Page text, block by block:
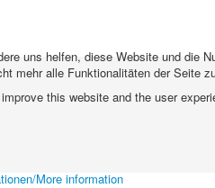
uns helfen, diese Website und die
mehr alle Funktionalitäten der Seite
this website and the user
More information